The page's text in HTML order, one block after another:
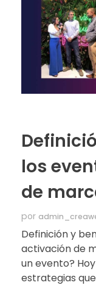
los
de
por
Definición y
activación de
un evento?
estrategias